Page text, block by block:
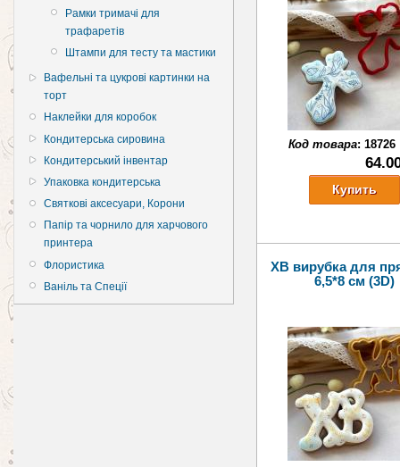
Рамки тримачі для
трафаретів
Штампи для тесту та мастики
Вафельні та цукрові картинки на
торт
Наклейки для коробок
Кондитерська сировина
Кондитерський інвентар
Упаковка кондитерська
Святкові аксесуари, Корони
Папір та чорнило для харчового
принтера
Флористика
Ваніль та Спеції
Код товара:18726
ХВ вирубка для
6,5*8 см (3D)